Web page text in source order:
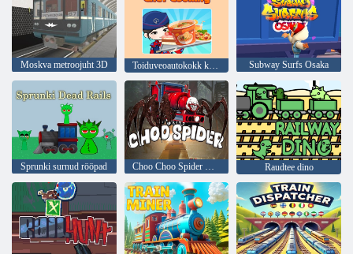
Moskva metroojuht 3D Toiduveoautokokk kokkamine Subway Surfs Osaka
Sprunki surnud rööpad Choo Choo Spider Monsteri rong Raudtee dino